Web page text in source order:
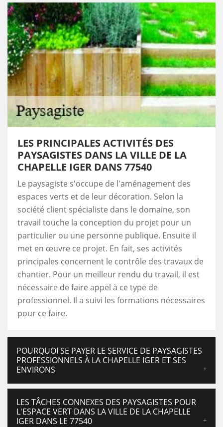
LES PRINCIPALES ACTIVITÉS DES
PAYSAGISTES DANS LA VILLE DE LA
CHAPELLE IGER DANS 77540
Le paysagiste s'occupe de l'aménagement des
espaces verts et de leur décoration. Selon la
société client spécialiste dans le domaine, son
travail touche la conception du projet pour un
particulier ou une personne publique. Ensuite il
met en œuvre ce projet. En fait, ses activités
principales concernent le contrôle des travaux de
chantier. Pour un meilleur rendu du travail, il est
nécessaire de faire appel à ce type de
professionnel. Il a suivi les formations nécessaires
pour ce faire.
POURQUOI SE PAYER LE SERVICE DE PAYSAGISTES
PROFESSIONNELS À LA CHAPELLE IGER ET SES
ENVIRONS
LES TÂCHES CONNEXES DES PAYSAGISTES POUR
L'ESPACE VERT DANS LA VILLE DE LA CHAPELLE
IGER DANS LE 77540